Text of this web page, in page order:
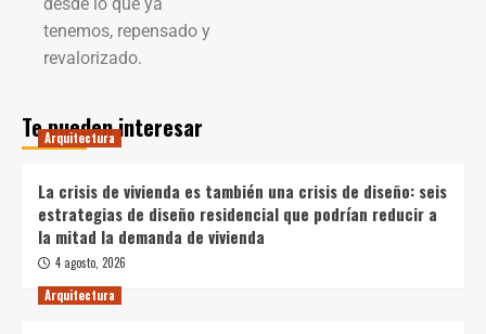
tenemos, repensado y
revalorizado.
Te pueden interesar
Arquitectura
La crisis de vivienda es también una crisis de diseño: seis
estrategias de diseño residencial que podrían reducir a
la mitad la demanda de vivienda
4 agosto, 2026
Arquitectura